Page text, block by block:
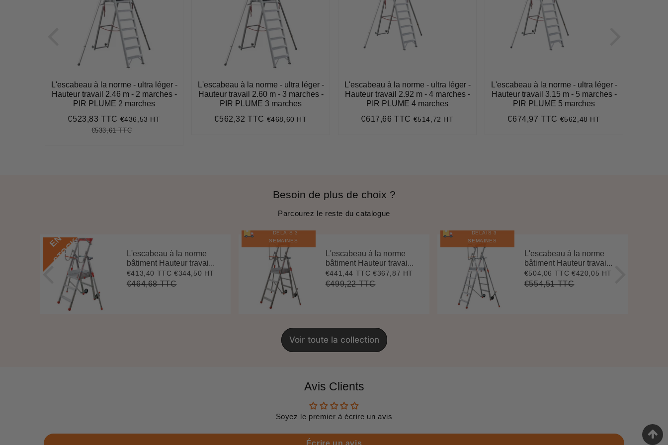
L'escabeau à la norme - ultra léger -
Hauteur travail 2.46 m - 2 marches -
PIR PLUME 2 marches
Prix
€523,83 TTC €523,83
€436,53 HT
Prix
€533,61 TTC€533,61
L'escabeau à la norme - ultra léger -
Hauteur travail 2.60 m - 3 marches -
PIR PLUME 3 marches
Prix
€562,32 TTC €562,32
€468,60 HT
L'escabeau à la norme - ultra léger -
Hauteur travail 2.92 m - 4 marches -
PIR PLUME 4 marches
Prix
€617,66 TTC €617,66
€514,72 HT
L'escabeau à la norme - ultra léger -
Hauteur travail 3.15 m - 5 marches -
PIR PLUME 5 marches
Prix
€674,97 TTC €674,97
€562,48 HT
Besoin de plus de choix ?
Parcourez le reste du catalogue
E
N
S
T
O
C
K
L'escabeau à la norme
bâtiment Hauteur travai...
Prix
réduit
€413,40 TTC €413,40
€344,50 HT
Prix
€464,68 TTC€464,68
DÉLAIS 3
SEMAINES
L'escabeau à la norme
bâtiment Hauteur travai...
Prix
réduit
€441,44 TTC €441,44
€367,87 HT
Prix
€499,22 TTC€499,22
DÉLAIS 3
SEMAINES
L'escabeau à la norme
bâtiment Hauteur travai...
Prix
réduit
€504,06 TTC €504,06
€420,05 HT
Prix
€554,51 TTC€554,51
Voir toute la collection
Avis Clients
Soyez le premier à écrire un avis